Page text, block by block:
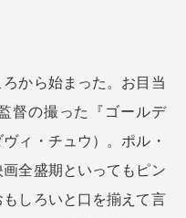
から始まった。お目当
督の撮った『ゴールデ
ィ・チュウ）。ポル・
全盛期といってもピン
しろいと口を揃えて言